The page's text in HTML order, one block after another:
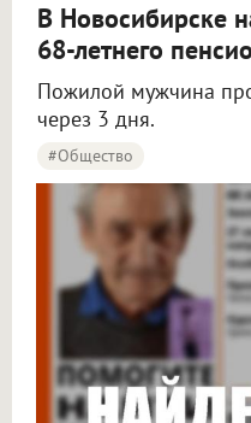
В Новосибирске
68-летнего
Пожилой мужчина
через 3 дня.
#Общество